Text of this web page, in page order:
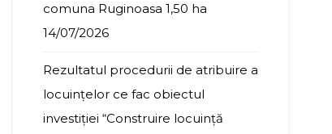
comuna Ruginoasa 1,50 ha
14/07/2026
Rezultatul procedurii de atribuire a
locuințelor ce fac obiectul
investiției “Construire locuință